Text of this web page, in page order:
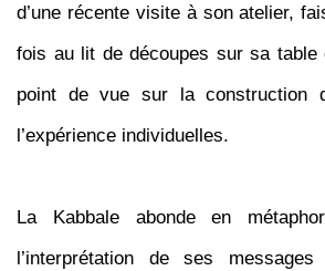
d’une récente visite à son atelier,
fois au lit de découpes sur sa
point de vue sur la construction
l’expérience individuelles.
La Kabbale abonde en
l’interprétation de ses